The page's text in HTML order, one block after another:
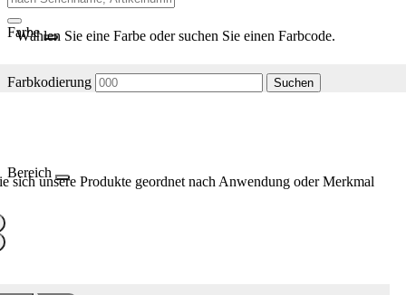
Farbe
Wählen Sie eine Farbe oder suchen Sie einen Farbcode.
Farbkodierung Suchen
Bereich
sich unsere Produkte geordnet nach Anwendung oder Merkmal